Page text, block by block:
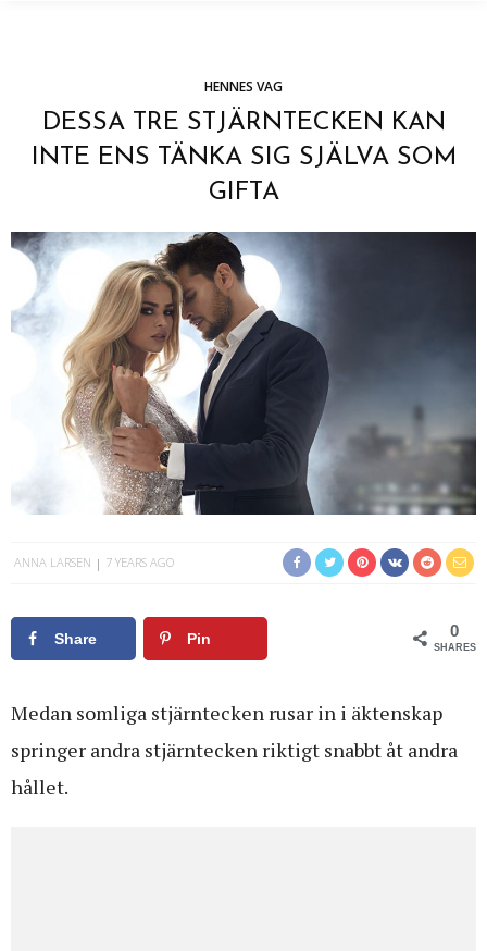
HENNES VAG
DESSA TRE STJÄRNTECKEN KAN
INTE ENS TÄNKA SIG SJÄLVA SOM
GIFTA
ANNA LARSEN 7 YEARS AGO
Share Pin 0
SHARES
Medan somliga stjärntecken rusar in i äktenskap
springer andra stjärntecken riktigt snabbt åt andra
hållet.